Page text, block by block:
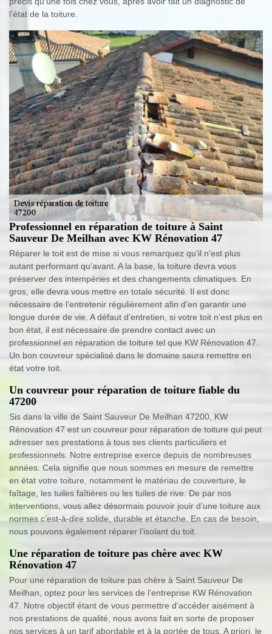
l’état de la toiture.
Professionnel en réparation de toiture à Saint
Sauveur De Meilhan avec KW Rénovation 47
Réparer le toit est de mise si vous remarquez qu’il n’est plus
autant performant qu’avant. A la base, la toiture devra vous
préserver des intempéries et des changements climatiques. En
gros, elle devra vous mettre en totale sécurité. Il est donc
nécessaire de l’entretenir régulièrement afin d’en garantir une
longue durée de vie. A défaut d’entretien, si votre toit n’est plus en
bon état, il est nécessaire de prendre contact avec un
professionnel en réparation de toiture tel que KW Rénovation 47.
Un bon couvreur spécialisé dans le domaine saura remettre en
état votre toit.
Un couvreur pour réparation de toiture fiable du
47200
Sis dans la ville de Saint Sauveur De Meilhan 47200, KW
Rénovation 47 est un couvreur pour réparation de toiture qui peut
adresser ses prestations à tous ses clients particuliers et
professionnels. Notre entreprise exerce depuis de nombreuses
années. Cela signifie que nous sommes en mesure de remettre
en état votre toiture, notamment le matériau de couverture, le
faîtage, les tuiles faîtières ou les tuiles de rive. De par nos
interventions, vous allez désormais pouvoir jouir d’une toiture aux
normes c’est-à-dire solide, durable et étanche. En cas de besoin,
nous pouvons également réparer l’isolant du toit.
Une réparation de toiture pas chère avec KW
Rénovation 47
Pour une réparation de toiture pas chère à Saint Sauveur De
Meilhan, optez pour les services de l’entreprise KW Rénovation
47. Notre objectif étant de vous permettre d’accéder aisément à
nos prestations de qualité, nous avons fait en sorte de proposer
nos services à un tarif abordable et à la portée de tous. A priori, le